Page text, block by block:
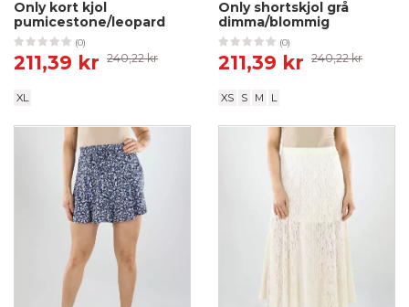
Only kort kjol
pumicestone/leopard
(0)
211,39 kr 240,22 kr
XL
Only shortskjol grå
dimma/blommig
(0)
211,39 kr 240,22 kr
XS S M L